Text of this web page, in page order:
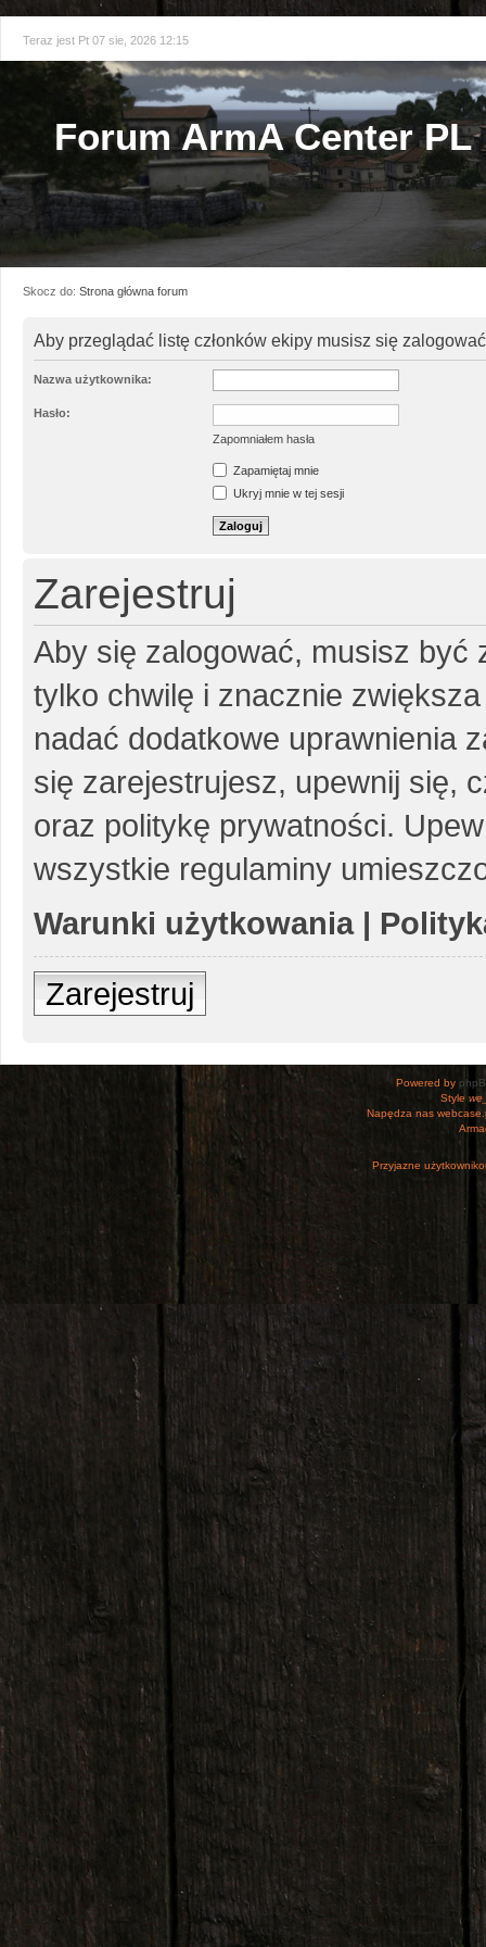
Teraz jest Pt 07 sie, 2026 12:15
Forum ArmA Center PL
Skocz do: Strona główna forum
Aby przeglądać listę członków ekipy musisz się
Nazwa użytkownika:
Hasło:
Zapomniałem hasła
Zapamiętaj mnie
Ukryj mnie w tej sesji
Zarejestruj
Aby się zalogować, musisz być
tylko chwilę i znacznie
nadać dodatkowe uprawnienia
się zarejestrujesz, upewnij się,
oraz politykę prywatności.
wszystkie regulaminy
Warunki użytkowania|
Zarejestruj
Powered by
Style
Napędza nas
Przyjazne